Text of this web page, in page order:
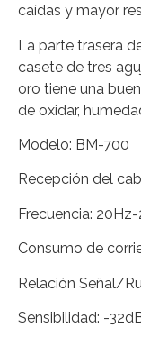
caídas y mayor
La parte trasera
casete de tres
oro tiene una
de oxidar,
Modelo: BM-700
Recepción del
Frecuencia:
Consumo de
Relación Señal/
Sensibilidad: -